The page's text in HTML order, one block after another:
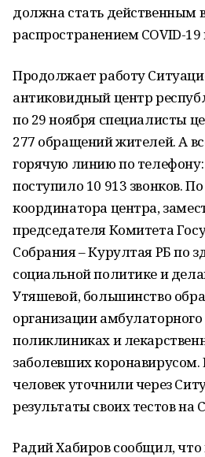
должна стать действенным
распространением COVID-
Продолжает работу
антиковидный центр
по 29 ноября специалисты
277 обращений жителей. А
горячую линию по телефону:
поступило 10 913 звонков.
координатора центра,
председателя Комитета
Собрания – Курултая РБ по
социальной политике и
Утяшевой, большинство
организации
поликлиниках и
заболевших коронавирусом.
человек уточнили через
результаты своих тестов на
Радий Хабиров сообщил, что